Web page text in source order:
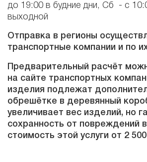
до 19:00 в будние дни, Сб - с
выходной
Отправка в регионы
транспортные компании и по
Предварительный расчёт
на сайте транспортных
изделия подлежат
обрешётке в деревянный
увеличивает вес изделий, но
сохранность от повреждений в
стоимость этой услуги от 2